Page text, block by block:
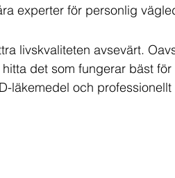
experter för personlig
livskvaliteten avsevärt.
det som fungerar bäst
läkemedel och professionellt